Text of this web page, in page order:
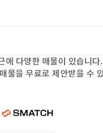
에 다양한 매물이 있습니다
물을 무료로 제안받을 수